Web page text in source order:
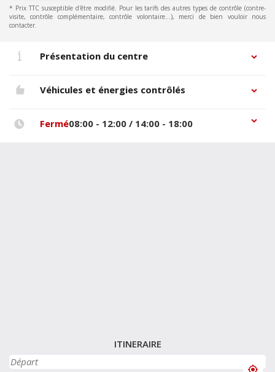
* Prix TTC susceptible d'être modifié. Pour les tarifs des autres types de contrôle (contre-
visite, contrôle complémentaire, contrôle volontaire...), merci de bien vouloir nous
contacter.
Présentation du centre
Véhicules et énergies contrôlés
Fermé08:00 - 12:00 / 14:00 - 18:00
ITINERAIRE